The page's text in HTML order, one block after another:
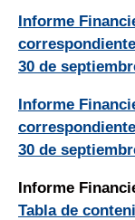
Informe
30 de
Informe
30 de
Informe
Tabla de